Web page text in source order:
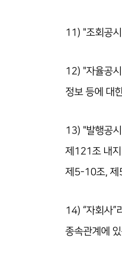
11) "조회공
12) "자율공
정보 등에 대
13) "발행공
제121조 내
제5-10조, 제
14) “자회사”
종속관계에